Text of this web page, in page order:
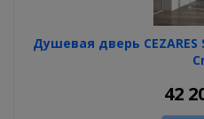
Душевая дверь CEZARES
42